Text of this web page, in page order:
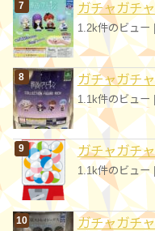
ガチャガチ
1.2k件のビュー
ガチャガチ
1.1k件のビュー
ガチャガチ
1.1k件のビュー
ガチャガチ